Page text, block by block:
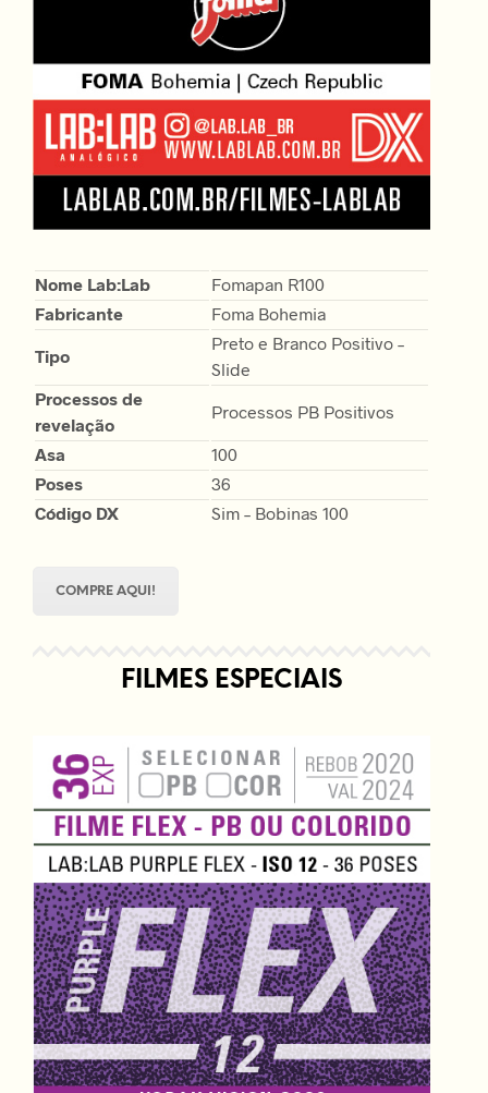
Nome Lab:Lab
Fomapan R100
Fabricante
Foma Bohemia
Tipo
Preto e Branco Positivo –
Slide
Processos de
revelação
Processos PB Positivos
Asa
100
Poses
36
Código DX
Sim – Bobinas 100
COMPRE AQUI!
FILMES ESPECIAIS